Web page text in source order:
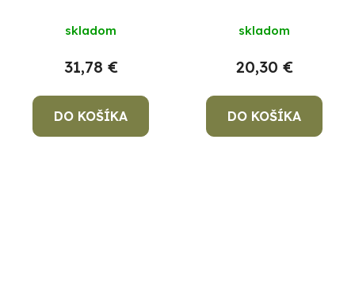
kominové koleno na
skladom
31,78 €
DO KOŠÍKA
spájanie rúr dymovodu
skladom
20,30 €
DO KOŠÍKA